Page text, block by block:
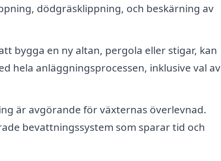
dödgräsklippning, och beskärning av
bygga en ny altan, pergola eller stigar, kan
hela anläggningsprocessen, inklusive val av
är avgörande för växternas överlevnad.
bevattningssystem som sparar tid och